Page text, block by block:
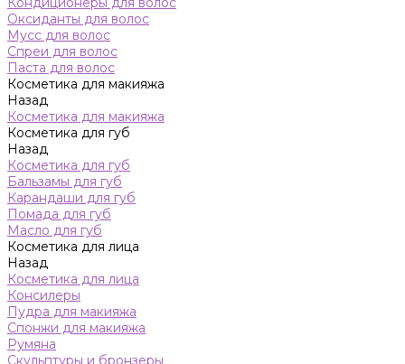
Оксиданты для волос
Мусс для волос
Спреи для волос
Паста для волос
Косметика для макияжа
Назад
Косметика для макияжа
Косметика для губ
Назад
Косметика для губ
Бальзамы для губ
Карандаши для губ
Помада для губ
Масло для губ
Косметика для лица
Назад
Косметика для лица
Консилеры
Пудра для макияжа
Спонжи для макияжа
Румяна
Скульптуры и бронзеры